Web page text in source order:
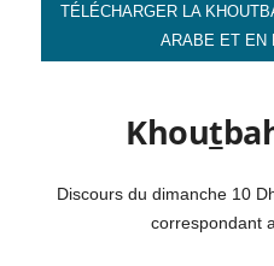
TÉLÉCHARGER LA
ARABE ET EN
Khout
Discours du dimanche 10
correspondant